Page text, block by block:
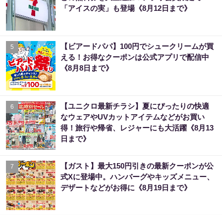
「アイスの実」も登場《8月12日まで》
5
【ビアードパパ】100円でシュークリームが買
える！お得なクーポンは公式アプリで配信中
《8月8日まで》
6
【ユニクロ最新チラシ】夏にぴったりの快適
なウェアやUVカットアイテムなどがお買い
得！旅行や帰省、レジャーにも大活躍《8月13
日まで》
7
【ガスト】最大150円引きの最新クーポンが公
式Xに登場中。ハンバーグやキッズメニュー、
デザートなどがお得に《8月19日まで》